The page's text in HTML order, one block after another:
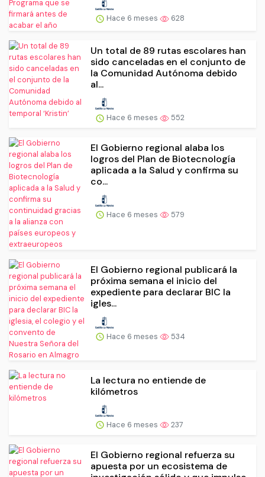
Hace 6 meses 628
Un total de 89 rutas escolares han
sido canceladas en el conjunto de
la Comunidad Autónoma debido
al...
Hace 6 meses 552
El Gobierno regional alaba los
logros del Plan de Biotecnología
aplicada a la Salud y confirma su
co...
Hace 6 meses 579
El Gobierno regional publicará la
próxima semana el inicio del
expediente para declarar BIC la
igles...
Hace 6 meses 534
La lectura no entiende de
kilómetros
Hace 6 meses 237
El Gobierno regional refuerza su
apuesta por un ecosistema de